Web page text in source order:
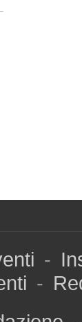
-
-